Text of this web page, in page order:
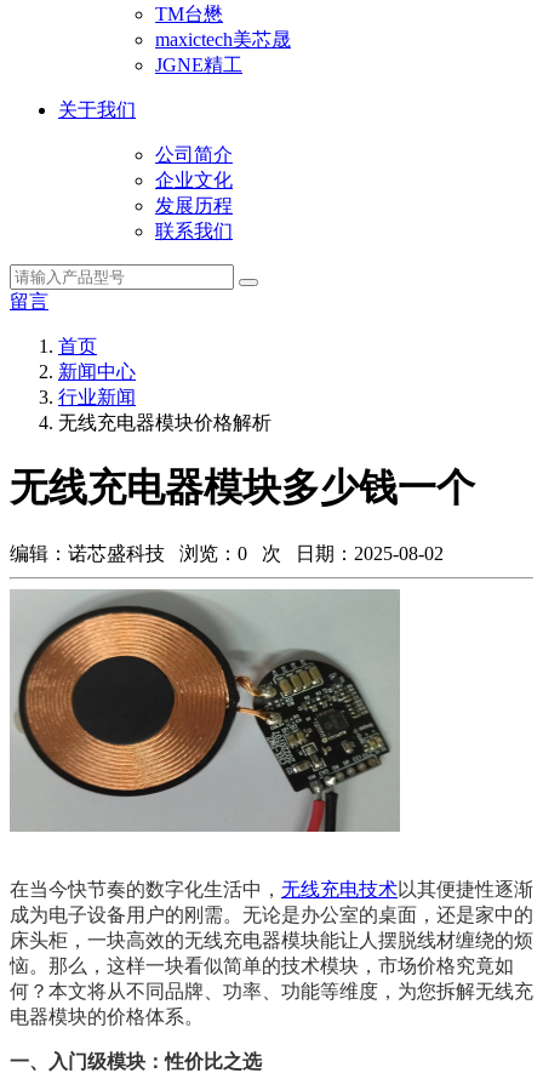
TM台懋
maxictech美芯晟
JGNE精工
关于我们
公司简介
企业文化
发展历程
联系我们
留言
首页
新闻中心
行业新闻
无线充电器模块价格解析
无线充电器模块多少钱一个
编辑：诺芯盛科技 浏览： 0 次 日期：2025-08-02
在当今快节奏的数字化生活中， 无线充电技术以其便捷性逐渐
成为电子设备用户的刚需。无论是办公室的桌面，还是家中的
床头柜，一块高效的无线充电器模块能让人摆脱线材缠绕的烦
恼。那么，这样一块看似简单的技术模块，市场价格究竟如
何？本文将从不同品牌、功率、功能等维度，为您拆解无线充
电器模块的价格体系。
一、入门级模块：性价比之选